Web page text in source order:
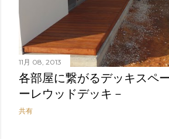
11月 08, 2013
各部屋に繋がるデッキスペ
ーレウッドデッキ－
共有